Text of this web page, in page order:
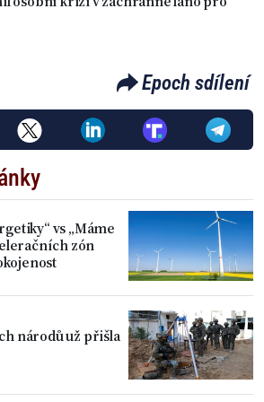
Epoch sdílení
vs „Máme
zón
národů už přišla